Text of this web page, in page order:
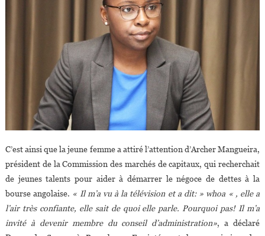
C’est ainsi que la jeune femme a attiré l’attention d’Archer Mangueira,
président de la Commission des marchés de capitaux, qui recherchait
de jeunes talents pour aider à démarrer le négoce de dettes à la
bourse angolaise. « Il m’a vu à la télévision et a dit: » whoa « , elle a
l’air très confiante, elle sait de quoi elle parle. Pourquoi pas! Il m’a
invité à devenir membre du conseil d’administration», a déclaré